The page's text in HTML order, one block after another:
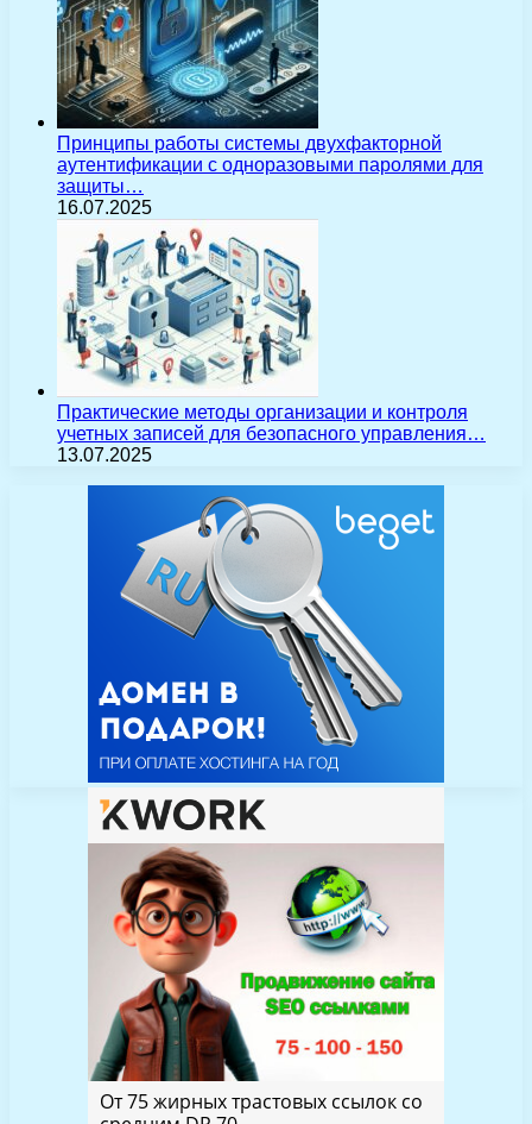
Принципы работы системы двухфакторной
аутентификации с одноразовыми паролями для
защиты…
16.07.2025
Практические методы организации и контроля
учетных записей для безопасного управления…
13.07.2025